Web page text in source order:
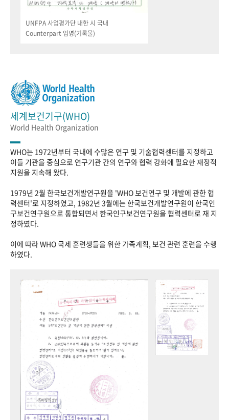
UNFPA 사업평가단 내한 시 국내
Counterpart 임명(기록물)
세계보건기구(WHO)
World Health Organization
WHO는 1972년부터 국내에 수많은 연구 및 기술협력센터를 지정하고
이들 기관을 중심으로 연구기관 간의 연구와 협력 강화에 필요한 재정적
지원을 지속해 왔다.
1979년 2월 한국보건개발연구원을 'WHO 보건연구 및 개발에 관한 협
력센터'로 지정하였고, 1982년 3월에는 한국보건개발연구원이 한국인
구보건연구원으로 통합되면서 한국인구보건연구원을 협력센터로 재 지
정하였다.
이에 따라 WHO 국제 훈련생들을 위한 가족계획, 보건 관련 훈련을 수행
하였다.